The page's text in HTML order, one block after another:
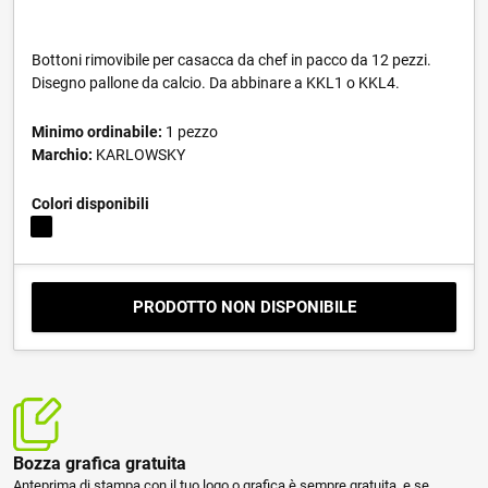
Bottoni rimovibile per casacca da chef in pacco da 12 pezzi.
Disegno pallone da calcio. Da abbinare a KKL1 o KKL4.
Minimo ordinabile: 1 pezzo
Marchio: KARLOWSKY
Colori disponibili
PRODOTTO NON DISPONIBILE
Bozza grafica gratuita